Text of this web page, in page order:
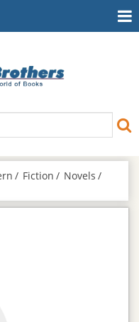
Fiction Novels